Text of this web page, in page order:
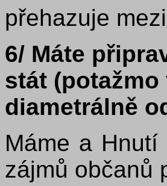
přehazuje
6/ Máte
stát
diametrálně
Máme a
zájmů občanů